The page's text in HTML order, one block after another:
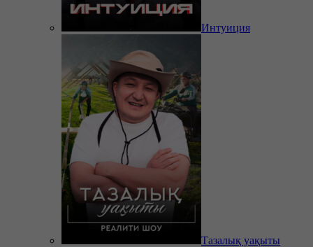
Интуиция
Тазалық уақыты